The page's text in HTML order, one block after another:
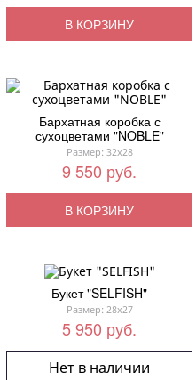
В КОРЗИНУ
Бархатная коробка с
сухоцветами "NOBLE"
Размер: 32x28
9 550 руб.
В КОРЗИНУ
Букет "SELFISH"
Размер: 28x27
5 950 руб.
Нет в наличии